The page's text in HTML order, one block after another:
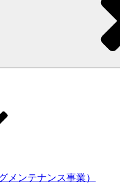
メンテナンス事業）